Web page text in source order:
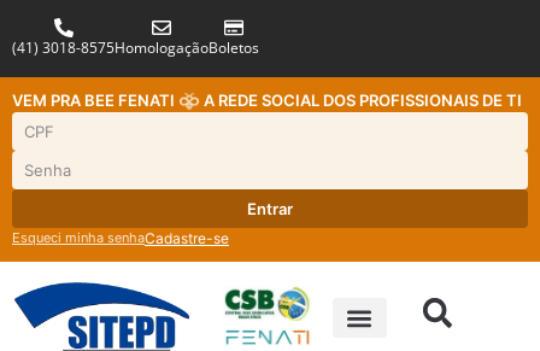
(41) 3018-8575HomologaçãoBoletos
VEM PRA BEE FENATI A REDE SOCIAL DOS PROFISSIONAIS DE TI
Entrar
Esqueci minha senhaCadastre-se